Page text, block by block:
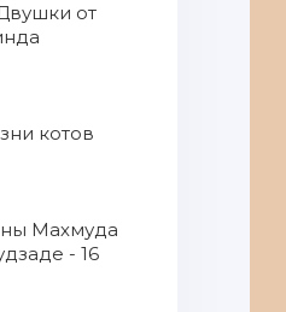
от
котов
Махмуда
- 16